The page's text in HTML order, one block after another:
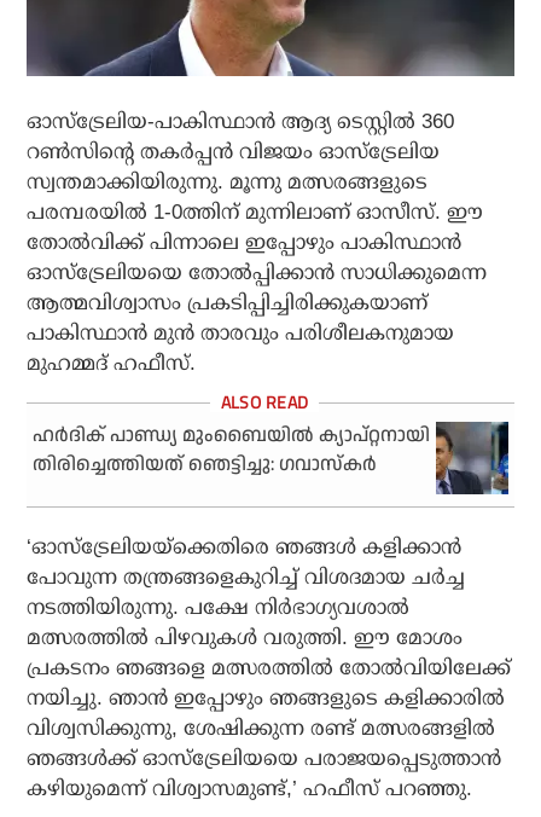
ഓസ്‌ട്രേലിയ-പാകിസ്ഥാന്‍ ആദ്യ ടെസ്റ്റില്‍ 360
റണ്‍സിന്റെ തകര്‍പ്പന്‍ വിജയം ഓസ്‌ട്രേലിയ
സ്വന്തമാക്കിയിരുന്നു. മൂന്നു മത്സരങ്ങളുടെ
പരമ്പരയില്‍ 1-0ത്തിന് മുന്നിലാണ് ഓസീസ്. ഈ
തോല്‍വിക്ക് പിന്നാലെ ഇപ്പോഴും പാകിസ്ഥാന്‍
ഓസ്‌ട്രേലിയയെ തോല്‍പ്പിക്കാന്‍ സാധിക്കുമെന്ന
ആത്മവിശ്വാസം പ്രകടിപ്പിച്ചിരിക്കുകയാണ്
പാകിസ്ഥാന്‍ മുന്‍ താരവും പരിശീലകനുമായ
മുഹമ്മദ് ഹഫീസ്.
ഹര്‍ദിക് പാണ്ഡ്യ മുംബൈയില്‍ ക്യാപ്റ്റനായി
തിരിച്ചെത്തിയത് ഞെട്ടിച്ചു: ഗവാസ്‌കര്‍
‘ഓസ്ട്രേലിയയ്ക്കെതിരെ ഞങ്ങള്‍ കളിക്കാന്‍
പോവുന്ന തന്ത്രങ്ങളെകുറിച്ച് വിശദമായ ചര്‍ച്ച
നടത്തിയിരുന്നു. പക്ഷേ നിര്‍ഭാഗ്യവശാല്‍
മത്സരത്തില്‍ പിഴവുകള്‍ വരുത്തി. ഈ മോശം
പ്രകടനം ഞങ്ങളെ മത്സരത്തില്‍ തോല്‍വിയിലേക്ക്
നയിച്ചു. ഞാന്‍ ഇപ്പോഴും ഞങ്ങളുടെ കളിക്കാരില്‍
വിശ്വസിക്കുന്നു, ശേഷിക്കുന്ന രണ്ട് മത്സരങ്ങളില്‍
ഞങ്ങള്‍ക്ക് ഓസ്ട്രേലിയയെ പരാജയപ്പെടുത്താന്‍
കഴിയുമെന്ന് വിശ്വാസമുണ്ട്,’ ഹഫീസ് പറഞ്ഞു.